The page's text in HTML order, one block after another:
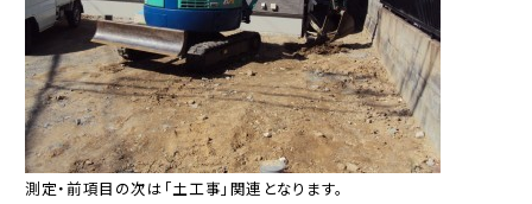
測定・前項目の次は「土工事」関連となります。